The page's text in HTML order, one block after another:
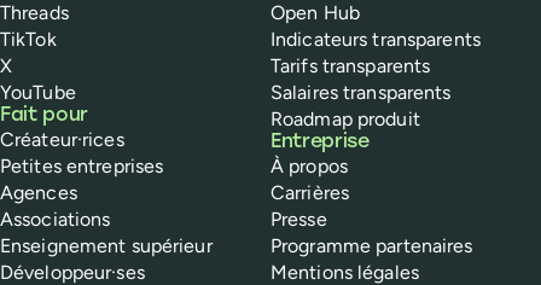
Threads
TikTok
X
YouTube
Fait pour
Créateur·rices
Petites entreprises
Agences
Associations
Enseignement supérieur
Développeur·ses
Open Hub
Indicateurs transparents
Tarifs transparents
Salaires transparents
Roadmap produit
Entreprise
À propos
Carrières
Presse
Programme partenaires
Mentions légales